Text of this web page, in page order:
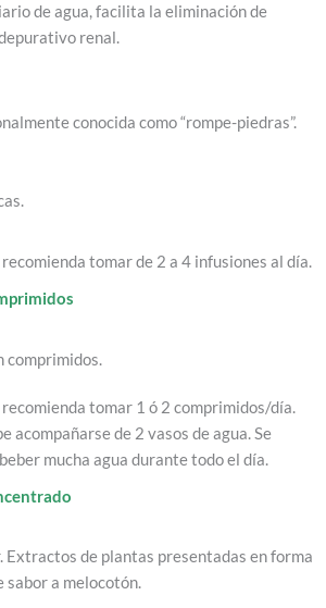
de agua, facilita la eliminación de
renal.
conocida como “rompe-piedras”.
recomienda tomar de 2 a 4 infusiones al día.
comprimidos.
recomienda tomar 1 ó 2 comprimidos/día.
acompañarse de 2 vasos de agua. Se
mucha agua durante todo el día.
Extractos de plantas presentadas en forma
sabor a melocotón.